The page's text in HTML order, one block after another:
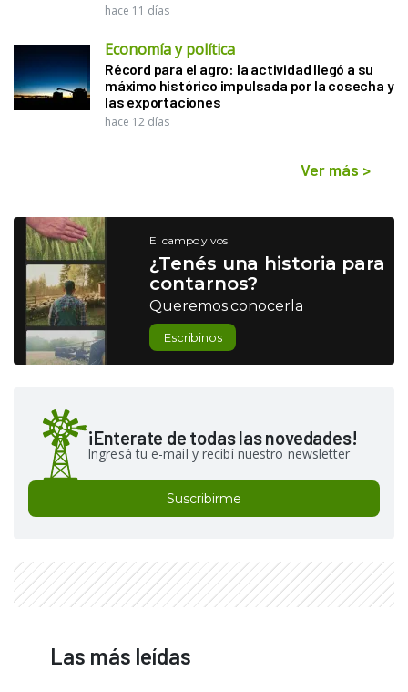
hace 11 días
Economía y política
Récord para el agro: la actividad llegó a su
máximo histórico impulsada por la cosecha y
las exportaciones
hace 12 días
Ver más >
El campo y vos
¿Tenés una historia para
contarnos?
Queremos conocerla
Escribinos
¡Enterate de todas las novedades!
Ingresá tu e-mail y recibí nuestro newsletter
Suscribirme
Las más leídas